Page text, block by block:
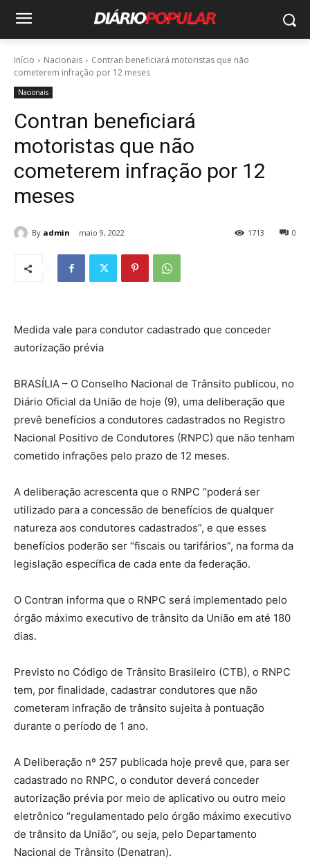
Início Nacionais
Contran beneficiará motoristas que não
cometerem infração por 12 meses
Nacionais
Contran beneficiará
motoristas que não
cometerem infração por 12
meses
By admin maio 9, 2022 0
1713
Medida vale para condutor cadastrado que conceder
autorização prévia
BRASÍLIA – O Conselho Nacional de Trânsito publicou, no
Diário Oficial da União de hoje (9), uma deliberação que
prevê benefícios a condutores cadastrados no Registro
Nacional Positivo de Condutores (RNPC) que não tenham
cometido infrações pelo prazo de 12 meses.
A deliberação acrescenta que o RNPC “poderá ser
utilizado para a concessão de benefícios de qualquer
natureza aos condutores cadastrados”, e que esses
benefícios poderão ser “fiscais ou tarifários”, na forma da
legislação específica de cada ente da federação.
O Contran informa que o RNPC será implementado pelo
órgão máximo executivo de trânsito da União em até 180
dias.
Previsto no Código de Trânsito Brasileiro (CTB), o RNPC
tem, por finalidade, cadastrar condutores que não
cometeram infração de trânsito sujeita à pontuação
durante o período de 1 ano.
A Deliberação nº 257 publicada hoje prevê que, para ser
cadastrado no RNPC, o condutor deverá conceder
autorização prévia por meio de aplicativo ou outro meio
eletrônico “regulamentado pelo órgão máximo executivo
de trânsito da União”, ou seja, pelo Departamento
Nacional de Trânsito (Denatran).